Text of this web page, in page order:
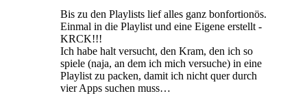
Bis zu den Playlists lief alles ganz bonfortionös.
Einmal in die Playlist und eine Eigene erstellt -
KRCK!!!
Ich habe halt versucht, den Kram, den ich so
spiele (naja, an dem ich mich versuche) in eine
Playlist zu packen, damit ich nicht quer durch
vier Apps suchen muss…